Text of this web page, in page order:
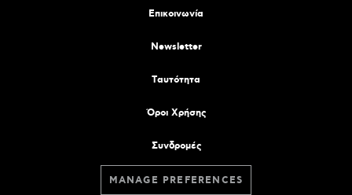
Επικοινωνία
Newsletter
Tαυτότητα
Όροι Χρήσης
Συνδρομές
MANAGE PREFERENCES